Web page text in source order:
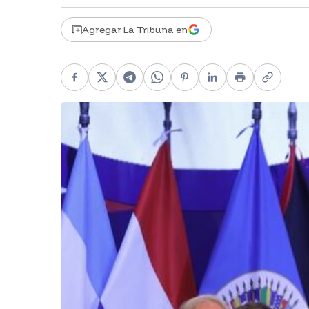
Agregar La Tribuna en
Facebook
X TelegramWhatsApp
PinterestLinkedIn
PrintCopy